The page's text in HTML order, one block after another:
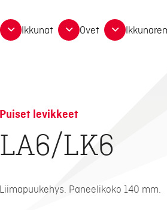
Ikkunat Ovet
Puiset levikkeet
LA6/LK6
Liimapuukehys. Paneelikoko 140 mm.